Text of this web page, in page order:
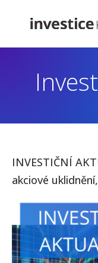
INVESTIČNÍ
akciové